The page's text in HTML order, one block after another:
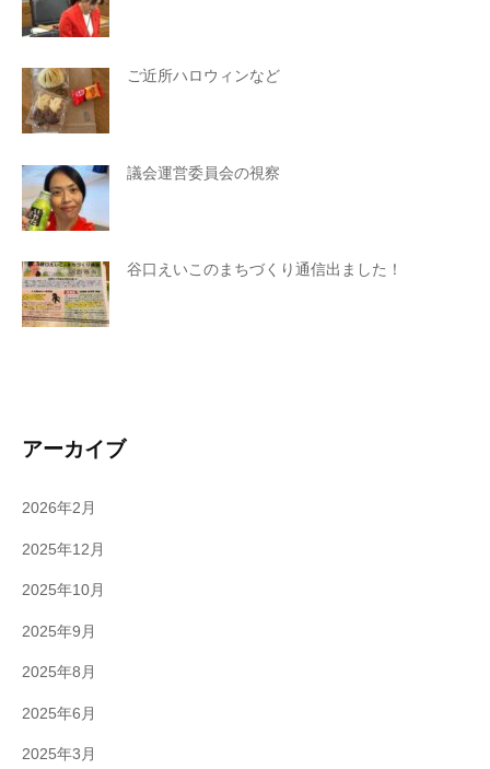
ご近所ハロウィンなど
議会運営委員会の視察
谷口えいこのまちづくり通信出ました！
アーカイブ
2026年2月
2025年12月
2025年10月
2025年9月
2025年8月
2025年6月
2025年3月